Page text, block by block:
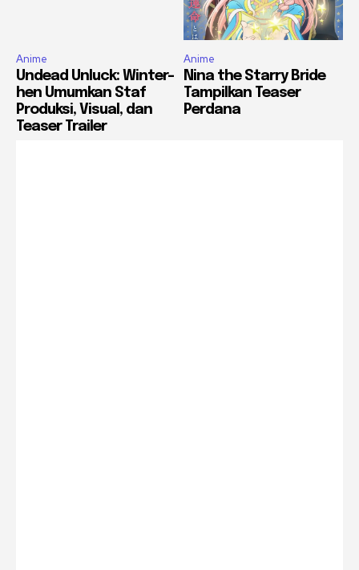
Anime
Undead Unluck: Winter-
hen Umumkan Staf
Produksi, Visual, dan
Teaser Trailer
Anime
Nina the Starry Bride
Tampilkan Teaser
Perdana